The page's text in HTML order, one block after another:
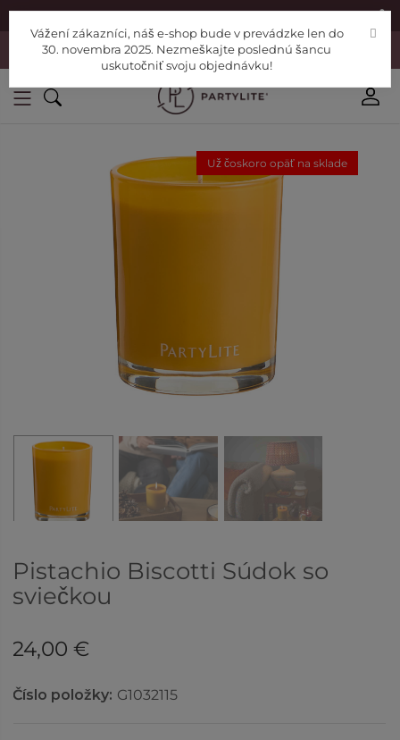
|
Vážení zákazníci, náš e-shop bude v prevádzke len do 30. novembra
2025. Nezmeškajte poslednú šancu uskutočniť svoju objednávku!
Už čoskoro opäť na sklade
Pistachio Biscotti Súdok so
sviečkou
24,00 €
Číslo položky: G1032115
Vážení zákazníci, náš e-shop bude v prevádzke len do
30. novembra 2025. Nezmeškajte poslednú šancu
uskutočniť svoju objednávku!